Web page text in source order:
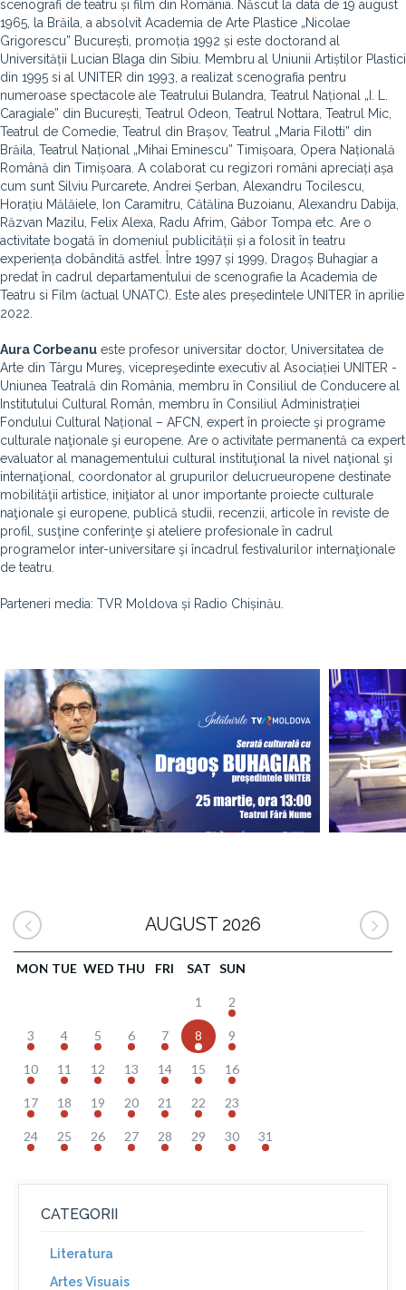
scenografi de teatru și film din România. Născut la data de 19 august
1965, la Brăila, a absolvit Academia de Arte Plastice „Nicolae
Grigorescu” București, promoția 1992 și este doctorand al
Universității Lucian Blaga din Sibiu. Membru al Uniunii Artiștilor Plastici
din 1995 si al UNITER din 1993, a realizat scenografia pentru
numeroase spectacole ale Teatrului Bulandra, Teatrul Național „I. L.
Caragiale” din București, Teatrul Odeon, Teatrul Nottara, Teatrul Mic,
Teatrul de Comedie, Teatrul din Brașov, Teatrul „Maria Filotti” din
Brăila, Teatrul Național „Mihai Eminescu” Timișoara, Opera Națională
Română din Timișoara. A colaborat cu regizori români apreciați așa
cum sunt Silviu Purcarete, Andrei Șerban, Alexandru Tocilescu,
Horațiu Mălăiele, Ion Caramitru, Cătălina Buzoianu, Alexandru Dabija,
Răzvan Mazilu, Felix Alexa, Radu Afrim, Gábor Tompa etc. Are o
activitate bogată în domeniul publicității și a folosit în teatru
experiența dobândită astfel. Între 1997 și 1999, Dragoș Buhagiar a
predat în cadrul departamentului de scenografie la Academia de
Teatru si Film (actual UNATC). Este ales președintele UNITER în aprilie
2022.
Aura Corbeanu este profesor universitar doctor, Universitatea de
Arte din Târgu Mureş, vicepreşedinte executiv al Asociației UNITER -
Uniunea Teatrală din România, membru în Consiliul de Conducere al
Institutului Cultural Român, membru în Consiliul Administrației
Fondului Cultural Național – AFCN, expert în proiecte şi programe
culturale naţionale şi europene. Are o activitate permanentă ca expert
evaluator al managementului cultural instituţional la nivel naţional şi
internaţional, coordonator al grupurilor delucrueuropene destinate
mobilităţii artistice, iniţiator al unor importante proiecte culturale
naţionale şi europene, publică studii, recenzii, articole în reviste de
profil, susţine conferinţe şi ateliere profesionale în cadrul
programelor inter-universitare şi încadrul festivalurilor internaţionale
de teatru.
Parteneri media: TVR Moldova și Radio Chișinău.
AUGUST 2026
MON TUE WED THU FRI SAT SUN
1 2
3 4 5 6 7 8 9
10 11 12 13 14 15 16
17 18 19 20 21 22 23
24 25 26 27 28 29 30 31
CATEGORII
Literatura
Artes Visuais